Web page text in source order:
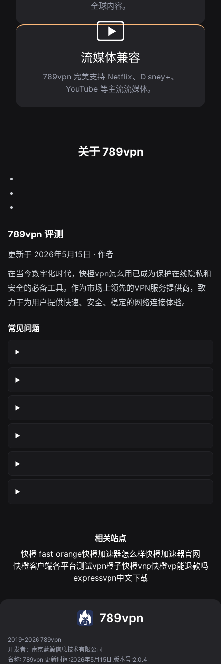
全球内容。
流媒体兼容
789vpn 完美支持 Netflix、Disney+、
YouTube 等主流流媒体。
关于 789vpn
789vpn 评测
更新于 2026年5月15日 · 作者
在当今数字化时代，快橙vpn怎么用已成为保护在线隐私和
安全的必备工具。作为市场上领先的VPN服务提供商，致
力于为用户提供快速、安全、稳定的网络连接体验。
常见问题
相关站点
快橙 fast orange快橙加速器怎么样快橙加速器官网
快橙客户端各平台测试vpn橙子快橙vnp快橙vp能退款吗
expressvpn中文下载
789vpn
2019-2026 789vpn
开发者：南京蓝鲸信息技术有限公司
名称: 789vpn 更新时间:2026年5月15日 版本号:2.0.4